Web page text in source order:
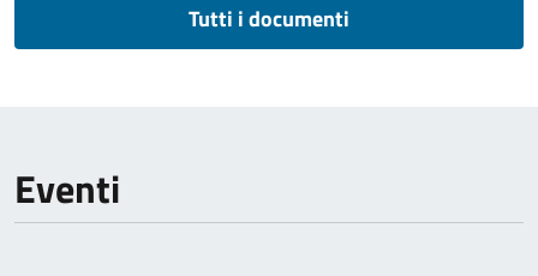
Tutti i documenti
Eventi